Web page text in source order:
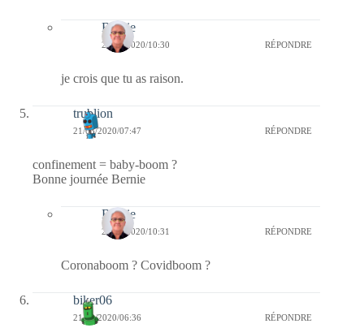
Bernie
21/03/2020/10:30 RÉPONDRE
je crois que tu as raison.
trublion
21/03/2020/07:47 RÉPONDRE
confinement = baby-boom ?
Bonne journée Bernie
Bernie
21/03/2020/10:31 RÉPONDRE
Coronaboom ? Covidboom ?
biker06
21/03/2020/06:36 RÉPONDRE